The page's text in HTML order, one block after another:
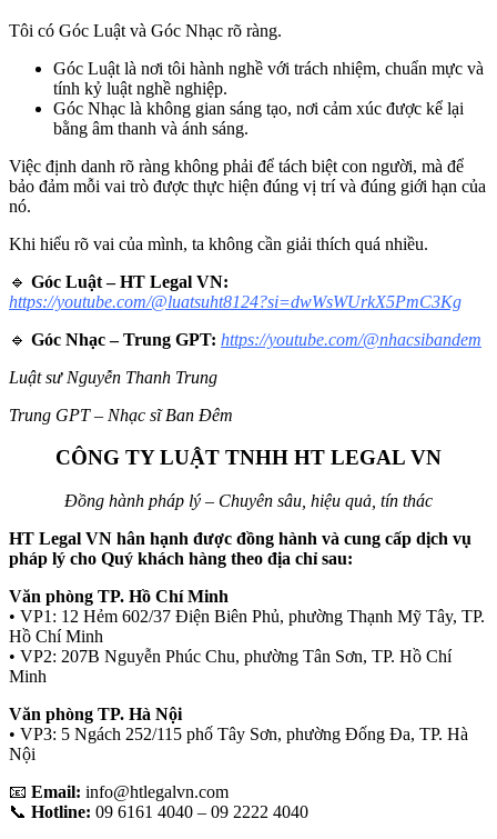
Tôi có Góc Luật và Góc Nhạc rõ ràng.
Góc Luật là nơi tôi hành nghề với trách nhiệm, chuẩn mực và
tính kỷ luật nghề nghiệp.
Góc Nhạc là không gian sáng tạo, nơi cảm xúc được kể lại
bằng âm thanh và ánh sáng.
Việc định danh rõ ràng không phải để tách biệt con người, mà để
bảo đảm mỗi vai trò được thực hiện đúng vị trí và đúng giới hạn của
nó.
Khi hiểu rõ vai của mình, ta không cần giải thích quá nhiều.
🔹 Góc Luật – HT Legal VN:
https://youtube.com/@luatsuht8124?si=dwWsWUrkX5PmC3Kg
🔹 Góc Nhạc – Trung GPT: https://youtube.com/@nhacsibandem
Luật sư Nguyễn Thanh Trung
Trung GPT – Nhạc sĩ Ban Đêm
CÔNG TY LUẬT TNHH HT LEGAL VN
Đồng hành pháp lý – Chuyên sâu, hiệu quả, tín thác
HT Legal VN hân hạnh được đồng hành và cung cấp dịch vụ
pháp lý cho Quý khách hàng theo địa chỉ sau:
Văn phòng TP. Hồ Chí Minh
• VP1: 12 Hẻm 602/37 Điện Biên Phủ, phường Thạnh Mỹ Tây, TP.
Hồ Chí Minh
• VP2: 207B Nguyễn Phúc Chu, phường Tân Sơn, TP. Hồ Chí
Minh
Văn phòng TP. Hà Nội
• VP3: 5 Ngách 252/115 phố Tây Sơn, phường Đống Đa, TP. Hà
Nội
📧 Email: info@htlegalvn.com
📞 Hotline: 09 6161 4040 – 09 2222 4040